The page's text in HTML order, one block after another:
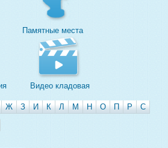
Памятные места
Видео кладовая
Ж З И К Л М Н О П Р
С